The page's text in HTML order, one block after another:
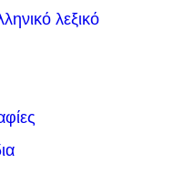
λεξικό